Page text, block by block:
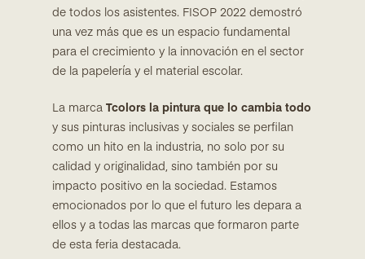
de todos los asistentes. FISOP 2022 demostró
una vez más que es un espacio fundamental
para el crecimiento y la innovación en el sector
de la papelería y el material escolar.
La marca Tcolors la pintura que lo cambia todo
y sus pinturas inclusivas y sociales se perfilan
como un hito en la industria, no solo por su
calidad y originalidad, sino también por su
impacto positivo en la sociedad. Estamos
emocionados por lo que el futuro les depara a
ellos y a todas las marcas que formaron parte
de esta feria destacada.